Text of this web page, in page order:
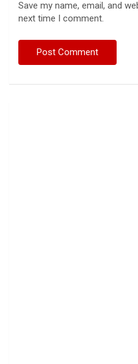
Save my name, email, and
next time I comment.